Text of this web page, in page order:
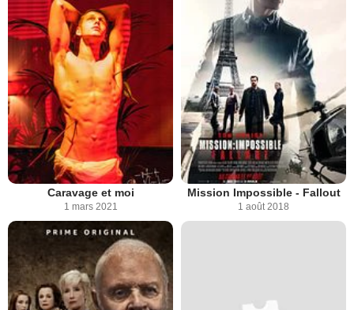
Caravage et moi
1 mars 2021
Mission Impossible - Fallout
1 août 2018